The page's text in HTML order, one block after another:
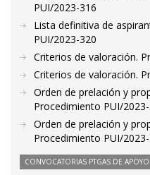
PUI/2023-316
Lista definitiva de
PUI/2023-320
Criterios de valoración.
Criterios de valoración.
Orden de prelación y
Procedimiento PUI/
Orden de prelación y
Procedimiento PUI/2023-
CONVOCATORIAS PTGAS DE